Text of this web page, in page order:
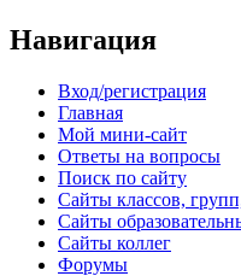
Навигация
Вход/регистрация
Главная
Мой мини-сайт
Ответы на вопросы
Поиск по сайту
Сайты классов,
Сайты
Сайты коллег
Форумы